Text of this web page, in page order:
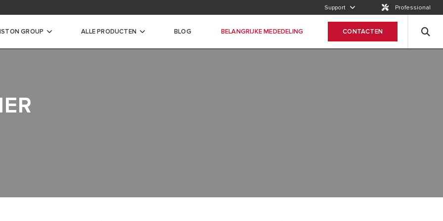
Support Professional
de documentatie van onze producten
GROUP ALLE PRODUCTEN
WATERVERWARMER
BLOG BELANGRIJKE MEDEDELING CONTACTEN